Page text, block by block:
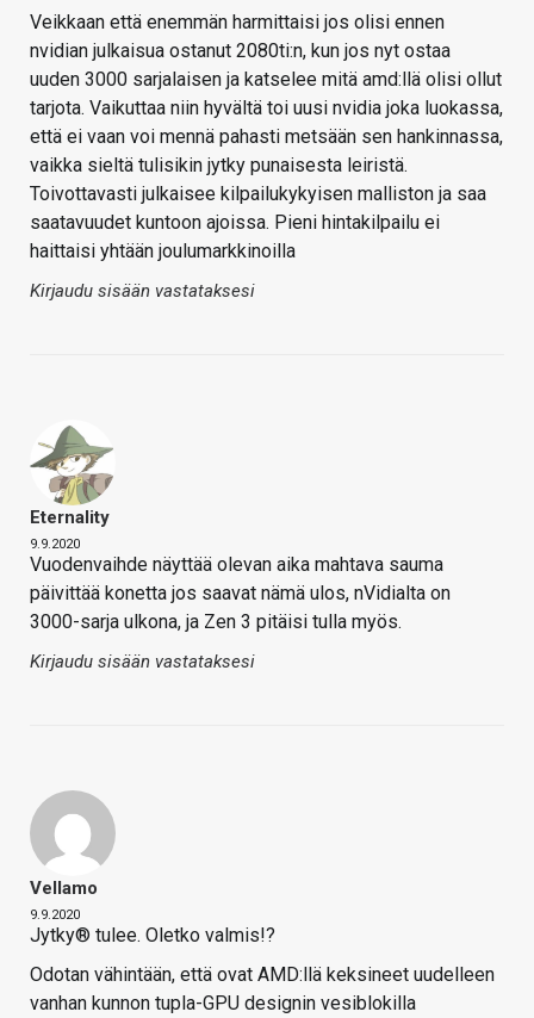
Veikkaan että enemmän harmittaisi jos olisi ennen
nvidian julkaisua ostanut 2080ti:n, kun jos nyt ostaa
uuden 3000 sarjalaisen ja katselee mitä amd:llä olisi ollut
tarjota. Vaikuttaa niin hyvältä toi uusi nvidia joka luokassa,
että ei vaan voi mennä pahasti metsään sen hankinnassa,
vaikka sieltä tulisikin jytky punaisesta leiristä.
Toivottavasti julkaisee kilpailukykyisen malliston ja saa
saatavuudet kuntoon ajoissa. Pieni hintakilpailu ei
haittaisi yhtään joulumarkkinoilla
Kirjaudu sisään vastataksesi
Eternality
9.9.2020
Vuodenvaihde näyttää olevan aika mahtava sauma
päivittää konetta jos saavat nämä ulos, nVidialta on
3000-sarja ulkona, ja Zen 3 pitäisi tulla myös.
Kirjaudu sisään vastataksesi
Vellamo
9.9.2020
Jytky® tulee. Oletko valmis!?
Odotan vähintään, että ovat AMD:llä keksineet uudelleen
vanhan kunnon tupla-GPU designin vesiblokilla